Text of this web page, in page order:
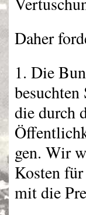
Daher
1. Die
die durch
gen. Wir
Kosten für
mit die